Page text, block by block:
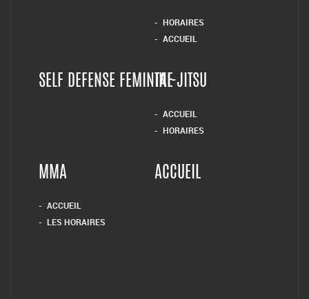
HORAIRES
ACCUEIL
SELF DEFENSE FEMININETAI-JITSU
ACCUEIL
HORAIRES
MMA
ACCUEIL
LES HORAIRES
ACCUEIL